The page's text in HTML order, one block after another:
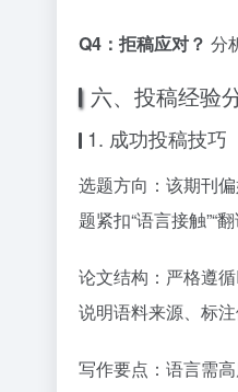
Q4：拒稿应对？ 分
六、投稿经验
1. 成功投稿技巧
选题方向：该期刊
题紧扣“语言接触”“
论文结构：严格遵
说明语料来源、标
写作要点：语言需